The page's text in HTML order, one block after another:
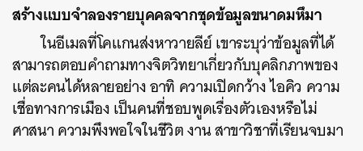
สร้างแบบจำลองรายบุคคลจากชุดข้อมูลขนาดมหึมา
ในอีเมลที่โคแกนส่งหาวายลีย์ เขาระบุว่าข้อมูลที่ได้
สามารถตอบคำถามทางจิตวิทยาเกี่ยวกับบุคลิกภาพของ
แต่ละคนได้หลายอย่าง อาทิ ความเปิดกว้าง ไอคิว ความ
เชื่อทางการเมือง เป็นคนที่ชอบพูดเรื่องตัวเองหรือไม่
ศาสนา ความพึงพอใจในชีวิต งาน สาขาวิชาที่เรียนจบมา